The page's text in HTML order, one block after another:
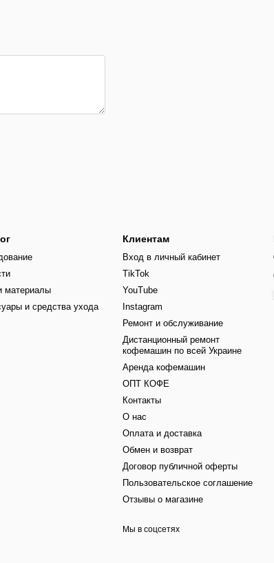
материалы
и средства ухода
Клиентам
Вход в личный кабинет
TikTok
YouTube
Instagram
Ремонт и обслуживание
Дистанционный ремонт
кофемашин по всей Украине
Аренда кофемашин
ОПТ КОФЕ
Контакты
О нас
Оплата и доставка
Обмен и возврат
Договор публичной оферты
Пользовательское соглашение
Отзывы о магазине
Мы в соцсетях